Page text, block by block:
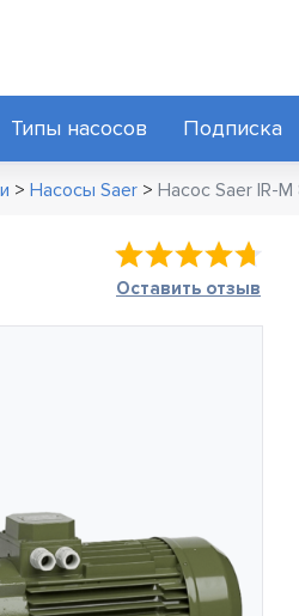
Типы насосов Подписка
> Насосы Saer > Насос Saer IR-
Оставить отзыв